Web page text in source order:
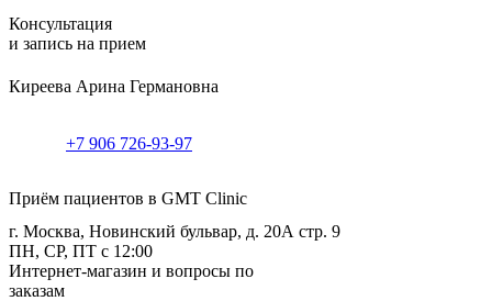
Консультация
и запись на прием
Киреева Арина Германовна
+7 906 726-93-97
Приём пациентов в GMT Clinic
г. Москва, Новинский бульвар, д. 20А стр. 9
ПН, СР, ПТ с 12:00
Интернет-магазин и вопросы по
заказам